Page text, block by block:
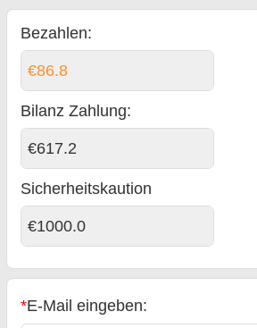
Bezahlen:
€86.8
Bilanz Zahlung:
€617.2
Sicherheitskaution
€1000.0
*E-Mail eingeben: